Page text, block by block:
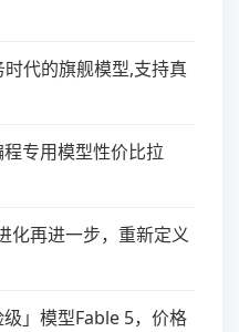
代的旗舰模型,支持真
专用模型性价比拉
化再进一步，重新定义
」模型Fable 5，价格